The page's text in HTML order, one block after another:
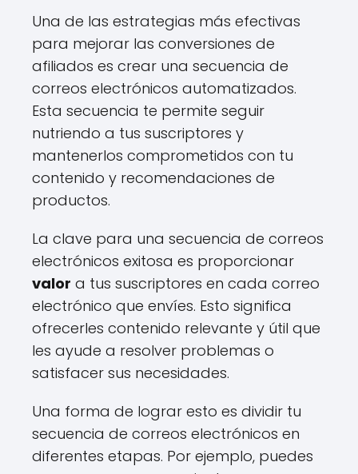
Una de las estrategias más efectivas
para mejorar las conversiones de
afiliados es crear una secuencia de
correos electrónicos automatizados.
Esta secuencia te permite seguir
nutriendo a tus suscriptores y
mantenerlos comprometidos con tu
contenido y recomendaciones de
productos.
La clave para una secuencia de correos
electrónicos exitosa es proporcionar
valor a tus suscriptores en cada correo
electrónico que envíes. Esto significa
ofrecerles contenido relevante y útil que
les ayude a resolver problemas o
satisfacer sus necesidades.
Una forma de lograr esto es dividir tu
secuencia de correos electrónicos en
diferentes etapas. Por ejemplo, puedes